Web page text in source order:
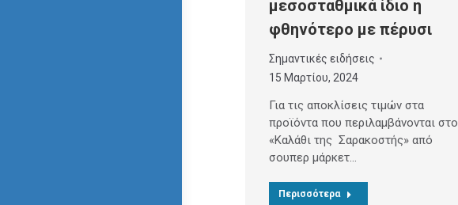
μεσοσταθμικά ίδιο η
φθηνότερο με πέρυσι
Σημαντικές ειδήσεις
15 Μαρτίου, 2024
Για τις αποκλίσεις τιμών στα
προϊόντα που περιλαμβάνονται στο
«Καλάθι της Σαρακοστής» από
σουπερ μάρκετ…
Περισσότερα